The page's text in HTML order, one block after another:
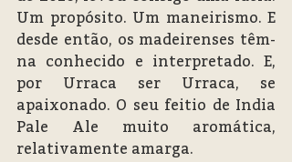
Um propósito. Um maneirismo. E
desde então, os madeirenses têm-
na conhecido e interpretado. E,
por Urraca ser Urraca, se
apaixonado. O seu feitio de India
Pale Ale muito aromática,
relativamente amarga.